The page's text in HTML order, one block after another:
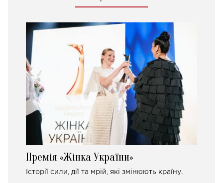
Премія «Жінка України»
Історії сили, дії та мрій, які змінюють країну.